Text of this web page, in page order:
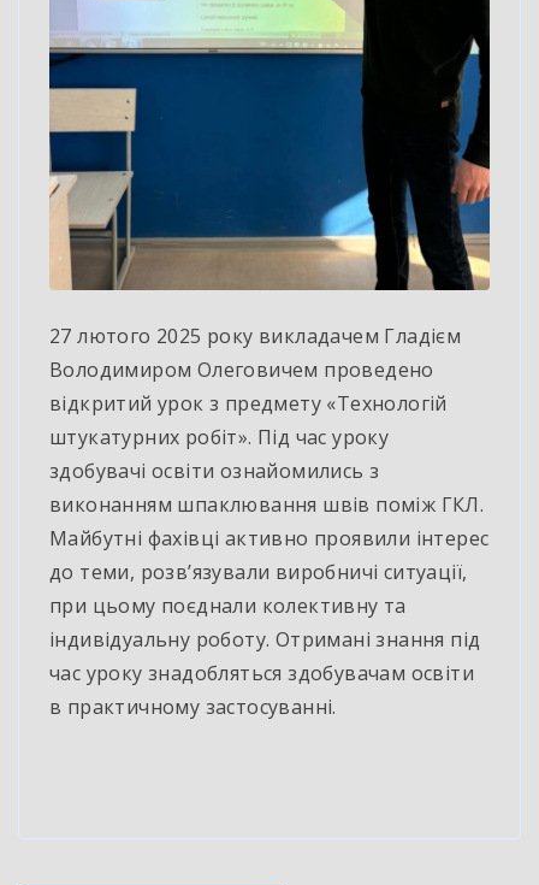
27 лютого 2025 року викладачем Гладієм
Володимиром Олеговичем проведено
відкритий урок з предмету «Технологій
штукатурних робіт». Під час уроку
здобувачі освіти ознайомились з
виконанням шпаклювання швів поміж ГКЛ.
Майбутні фахівці активно проявили інтерес
до теми, розв’язували виробничі ситуації,
при цьому поєднали колективну та
індивідуальну роботу. Отримані знання під
час уроку знадобляться здобувачам освіти
в практичному застосуванні.